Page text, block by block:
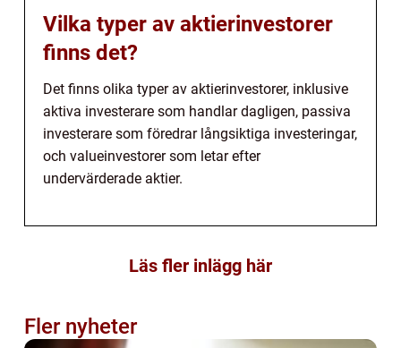
Vilka typer av aktierinvestorer
finns det?
Det finns olika typer av aktierinvestorer, inklusive
aktiva investerare som handlar dagligen, passiva
investerare som föredrar långsiktiga investeringar,
och valueinvestorer som letar efter
undervärderade aktier.
Läs fler inlägg här
Fler nyheter